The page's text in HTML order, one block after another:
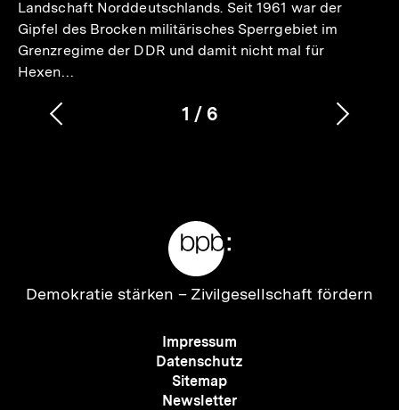
Landschaft Norddeutschlands. Seit 1961 war der
Gipfel des Brocken militärisches Sperrgebiet im
Grenzregime der DDR und damit nicht mal für
Hexen…
Karussellinhalt
1
von
/ 6
Vorherigen
Zur
Demokratie stärken – Zivilgesellschaft fördern
Meta-
Navigation
Impressum
Datenschutz
Sitemap
Newsletter